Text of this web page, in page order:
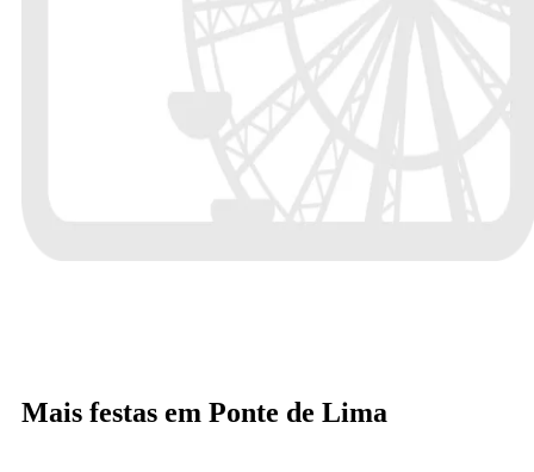
Mais festas em Ponte de Lima